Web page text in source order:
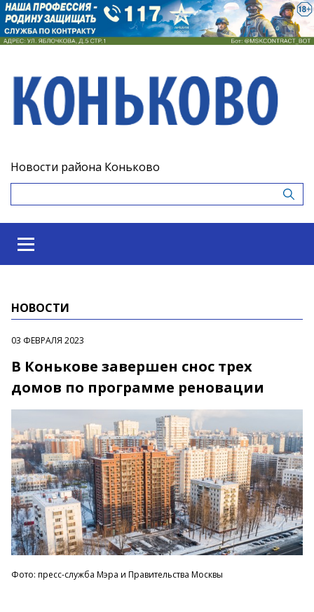
Новости района Коньково
НОВОСТИ
03 ФЕВРАЛЯ 2023
В Конькове завершен снос трех
домов по программе реновации
Фото: пресс-служба Мэра и Правительства Москвы